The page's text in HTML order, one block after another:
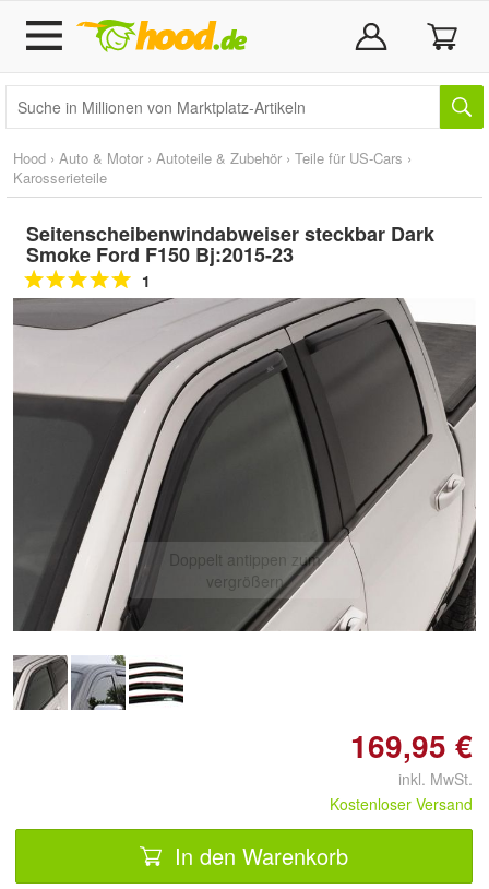
Hood › Auto & Motor › Autoteile & Zubehör › Teile für US-Cars ›
Karosserieteile
Seitenscheibenwindabweiser steckbar Dark
Smoke Ford F150 Bj:2015-23
1
Doppelt antippen zum
vergrößern
169,95 €
inkl. MwSt.
Kostenloser Versand
In den Warenkorb